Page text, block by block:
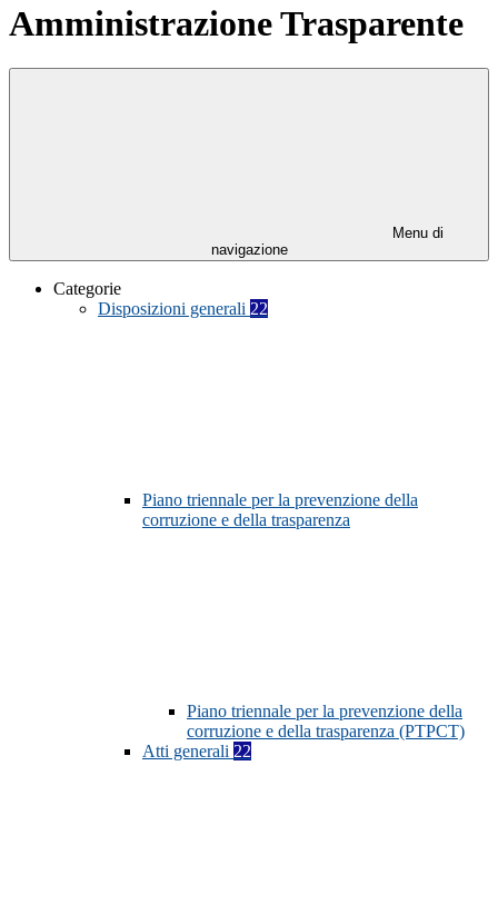
Amministrazione Trasparente
Menu di
navigazione
Categorie
Disposizioni generali 22
Piano triennale per la prevenzione della
corruzione e della trasparenza
Piano triennale per la prevenzione della
corruzione e della trasparenza (PTPCT)
Atti generali 22